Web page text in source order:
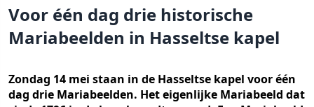
Voor één dag drie historische
Mariabeelden in Hasseltse kapel
Zondag 14 mei staan in de Hasseltse kapel voor één
dag drie Mariabeelden. Het eigenlijke Mariabeeld dat